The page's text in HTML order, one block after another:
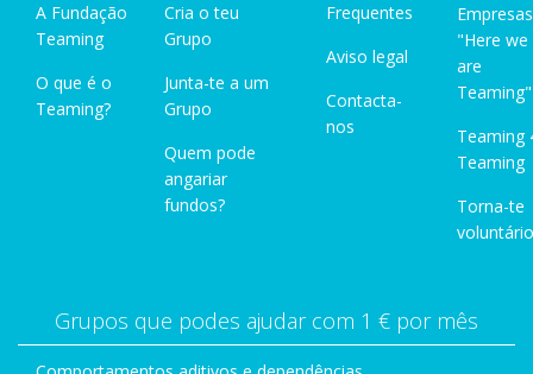
A Fundação
Teaming
O que é o
Teaming?
Cria o teu
Grupo
Junta-te a um
Grupo
Quem pode
angariar
fundos?
Frequentes
Aviso legal
Contacta-
nos
Empresas
"Here we
are
Teaming"
Teaming
Teaming
Torna-te
Grupos que podes ajudar com 1 € por mês